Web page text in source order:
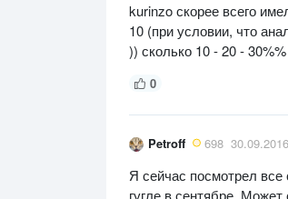
kurinzo скорее всего
10 (при условии, что
)) сколько 10 - 20 -
0
Petroff 698
Я сейчас посмотрел
гугле в сентябре.